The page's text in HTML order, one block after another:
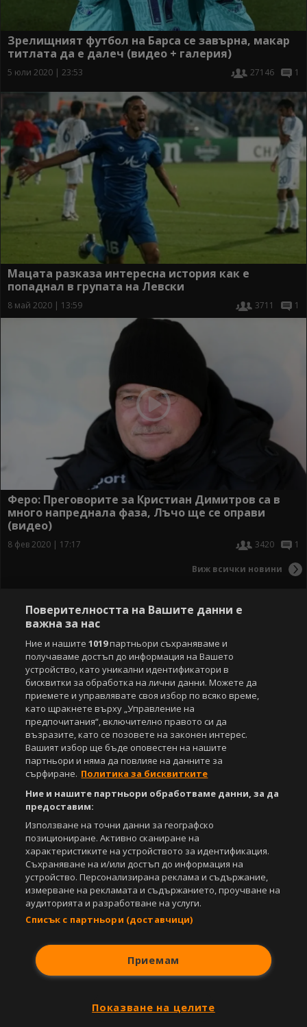
Зрелищният футбол на Барса се завърна, макар
титлата да е далеч (видео + галерия)
5 юли 2020 | 23:53 27146 1
Мацата разказа интересна история как е
попаднал в групата на Левски
8 май 2020 | 13:59 3711 1
Феро: Преговорите за Кристиан Димитров са в
много напреднала фаза, Лъчо ще се оправи
(видео)
8 фев 2020 | 17:17 3420 1
Виж всички новини
Поверителността на Вашите данни е
важна за нас
Ние и нашите1019партньори съхраняваме и
получаваме достъп до информация на Вашето
устройство, като уникални идентификатори в
бисквитки за обработка на лични данни. Можете да
приемете и управлявате своя избор по всяко време,
като щракнете върху „Управление на
предпочитания“, включително правото си да
възразите, като се позовете на законен интерес.
Вашият избор ще бъде оповестен на нашите
партньори и няма да повлияе на данните за
сърфиране. Политика за бисквитките
Ние и нашите партньори обработваме данни, за да
предоставим:
Използване на точни данни за географско
позициониране. Активно сканиране на
характеристиките на устройството за идентификация.
Съхраняване на и/или достъп до информация на
устройство. Персонализирана реклама и съдържание,
измерване на рекламата и съдържанието, проучване на
аудиторията и разработване на услуги.
Списък с партньори (доставчици)
Приемам
Показване на целите